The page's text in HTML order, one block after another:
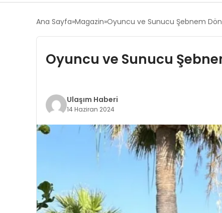
Ana Sayfa Magazin Oyuncu ve Sunucu Şebnem
Oyuncu ve Sunucu
Ulaşım Haberi
14 Haziran 2024